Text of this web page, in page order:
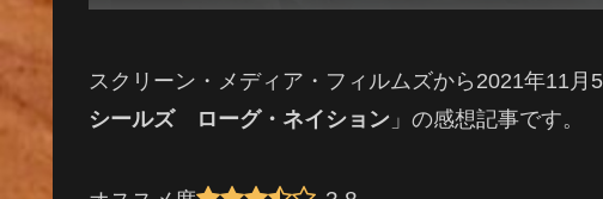
スクリーン・メディア・フィルムズから2021年11月
シールズ ローグ・ネイション 」の感想記事です。